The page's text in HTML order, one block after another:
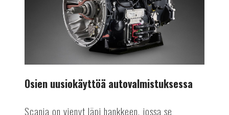
Osien uusiokäyttöä autovalmistuksessa
Scania on vienyt läpi hankkeen, jossa se